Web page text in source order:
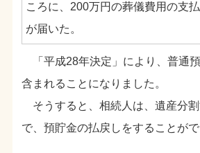
ころに、200万円の葬儀費用の支
が届いた。
「平成28年決定」により、普通
含まれることになりました。
そうすると、相続人は、遺産分割
で、預貯金の払戻しをすることがで